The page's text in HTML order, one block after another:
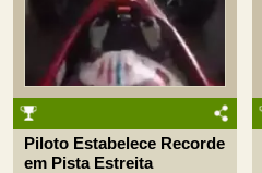
Piloto Estabelece Recorde
em Pista Estreita